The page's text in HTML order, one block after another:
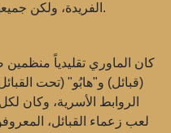
الفريدة، ولكن جميعها كانت متحدة بجذور ولغة مشتركة.
كان الماوري تقليدياً
(قبائل) و"هابُو" (تحت
الروابط الأسرية، وكان
لعب زعماء القبائل،